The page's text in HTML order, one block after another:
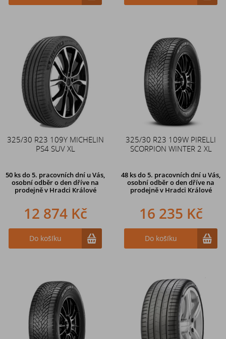
325/30 R23 109Y MICHELIN
PS4 SUV XL
50 ksdo 5. pracovních dní u Vás,
osobní odběr o den dříve na
prodejněv Hradci Králové
12 874 Kč
Do košíku
325/30 R23 109W PIRELLI
SCORPION WINTER 2 XL
48 ksdo 5. pracovních dní u Vás,
osobní odběr o den dříve na
prodejněv Hradci Králové
16 235 Kč
Do košíku